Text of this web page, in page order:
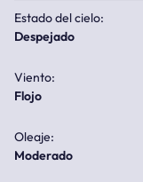
Estado del cielo:
despejado
Viento:
flojo
Oleaje:
moderado